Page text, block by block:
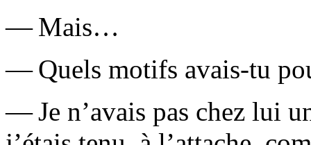
— Mais…
— Quels motifs avais-tu
— Je n’avais pas chez lui